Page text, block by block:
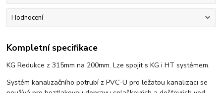
Hodnocení
Kompletní specifikace
KG Redukce z 315mm na 200mm. Lze spojit s KG i HT systémem.
Systém kanalizačního potrubí z PVC-U pro ležatou kanalizaci se